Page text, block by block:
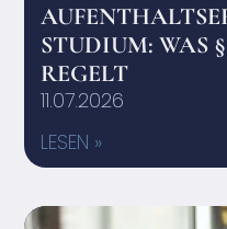
STUDIUM: WAS
REGELT
11.07.2026
LESEN »